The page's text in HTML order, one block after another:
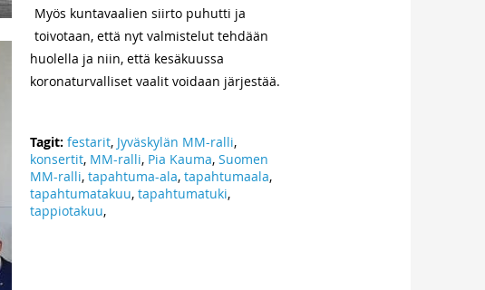
Myös kuntavaalien siirto puhutti ja
toivotaan, että nyt valmistelut tehdään
huolella ja niin, että kesäkuussa
koronaturvalliset vaalit voidaan järjestää.
Tagit: festarit, Jyväskylän MM-ralli,
konsertit, MM-ralli, Pia Kauma, Suomen
MM-ralli, tapahtuma-ala, tapahtumaala,
tapahtumatakuu, tapahtumatuki,
tappiotakuu,